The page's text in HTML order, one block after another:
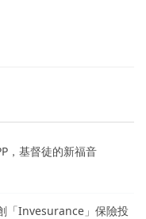
，基督徒的新福音
「Invesurance」保險投